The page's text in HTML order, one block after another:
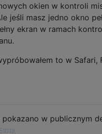
okien w kontroli
jeśli masz jedno okno
ekran w ramach
to w Safari,
pokazano w publicznym